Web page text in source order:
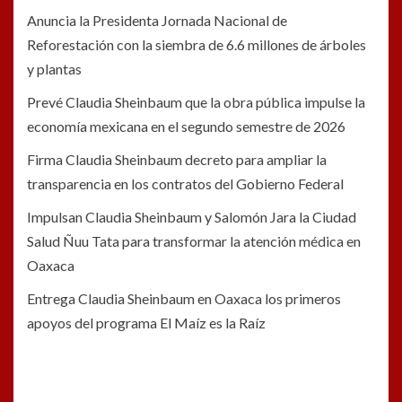
Anuncia la Presidenta Jornada Nacional de
Reforestación con la siembra de 6.6 millones de árboles
y plantas
Prevé Claudia Sheinbaum que la obra pública impulse la
economía mexicana en el segundo semestre de 2026
Firma Claudia Sheinbaum decreto para ampliar la
transparencia en los contratos del Gobierno Federal
Impulsan Claudia Sheinbaum y Salomón Jara la Ciudad
Salud Ñuu Tata para transformar la atención médica en
Oaxaca
Entrega Claudia Sheinbaum en Oaxaca los primeros
apoyos del programa El Maíz es la Raíz